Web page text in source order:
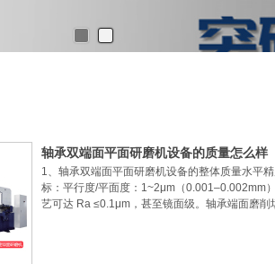
轴承双端面平面研磨机设备的质量怎么样
1、轴承双端面平面研磨机设备的整体质量水平
标：平行度/平面度：1~2μm（0.001–0.002mm
艺可达 Ra ≤0.1μm，甚至镜面级。轴承端面磨